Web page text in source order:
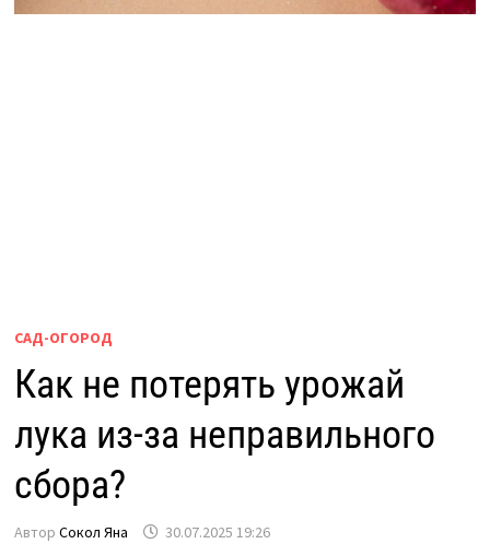
САД-ОГОРОД
Как не потерять урожай
лука из-за неправильного
сбора?
Автор Сокол Яна 30.07.2025 19:26